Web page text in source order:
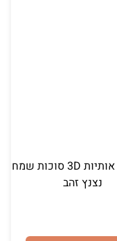
שרשרת אותיות 3D סוכות שמח
נצנץ זהב